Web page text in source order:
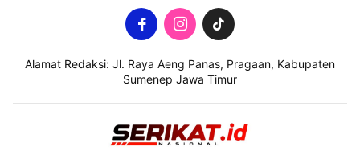
Alamat Redaksi: Jl. Raya Aeng Panas, Pragaan, Kabupaten
Sumenep Jawa Timur